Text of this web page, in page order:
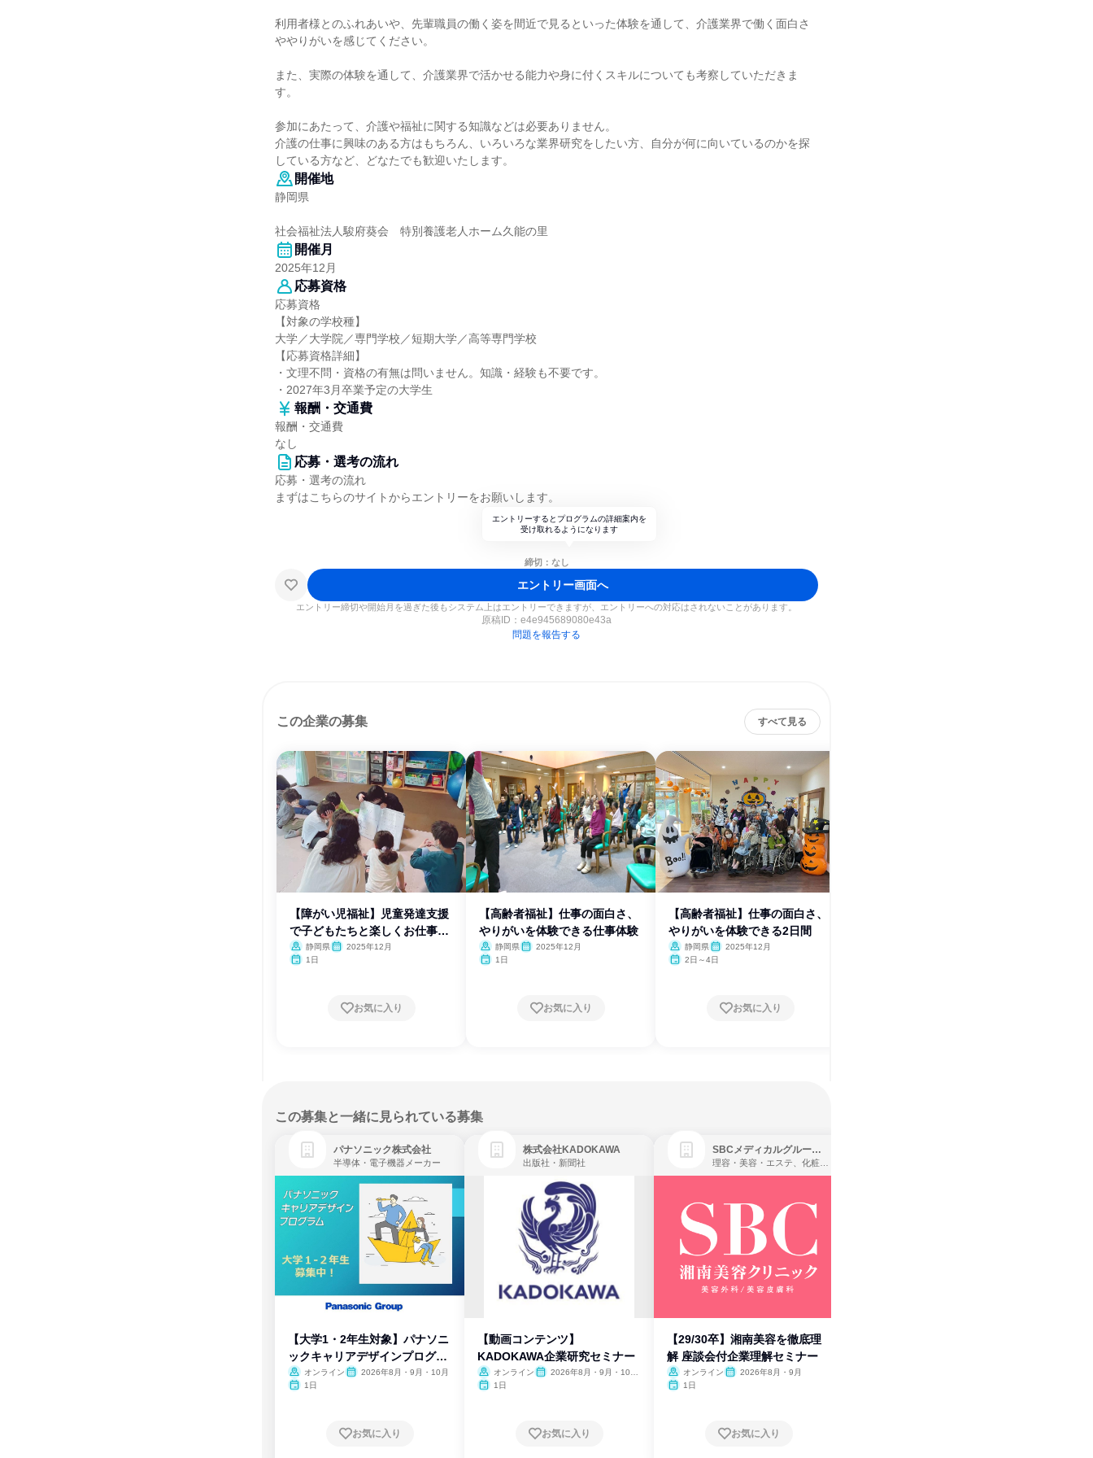
利用者様とのふれあいや、先輩職員の働く姿を間近で見るといった体験を通して、介護業界で働く面白さ
ややりがいを感じてください。
また、実際の体験を通して、介護業界で活かせる能力や身に付くスキルについても考察していただきま
す。
参加にあたって、介護や福祉に関する知識などは必要ありません。
介護の仕事に興味のある方はもちろん、いろいろな業界研究をしたい方、自分が何に向いているのかを探
している方など、どなたでも歓迎いたします。
開催地
静岡県
社会福祉法人駿府葵会 特別養護老人ホーム久能の里
開催月
2025年12月
応募資格
応募資格
【対象の学校種】
大学／大学院／専門学校／短期大学／高等専門学校
【応募資格詳細】
・文理不問・資格の有無は問いません。知識・経験も不要です。
・2027年3月卒業予定の大学生
報酬・交通費
報酬・交通費
なし
応募・選考の流れ
応募・選考の流れ
まずはこちらのサイトからエントリーをお願いします。
エントリーするとプログラムの詳細案内を
受け取れるようになります
締切：なし
エントリー画面へ
エントリー締切や開始月を過ぎた後もシステム上はエントリーできますが、エントリーへの対応はされないことがあります。
原稿ID： e4e945689080e43a
問題を報告する
この企業の募集 すべて見る
【障がい児福祉】児童発達支援
で子どもたちと楽しくお仕事体
験 静岡県
2025年12月
1日
お気に入り
【高齢者福祉】仕事の面白さ、
やりがいを体験できる仕事体験
静岡県
2025年12月
1日
お気に入り
【高齢者福祉】仕事の面白さ、
やりがいを体験できる2日間
静岡県
2025年12月
2日～4日
お気に入り
この募集と一緒に見られている募集
パナソニック株式会社
半導体・電子機器メーカー
【大学1・2年生対象】パナソニ
ックキャリアデザインプログラ
ム
オンライン
2026年8月・9月・10月
1日
お気に入り
株式会社KADOKAWA
出版社・新聞社
【動画コンテンツ】
KADOKAWA企業研究セミナー
オンライン
2026年8月・9月・10
1日
お気に入り
SBCメディカルグループ株式会社
理容・美容・エステ、化粧品・理美容用品小売、医療・病院
【29/30卒】湘南美容を徹底理
解 座談会付企業理解セミナー
オンライン
2026年8月・9月
1日
お気に入り